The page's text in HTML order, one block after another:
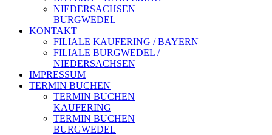
NIEDERSACHSEN –
BURGWEDEL
KONTAKT
FILIALE KAUFERING / BAYERN
FILIALE BURGWEDEL /
NIEDERSACHSEN
IMPRESSUM
TERMIN BUCHEN
TERMIN BUCHEN
KAUFERING
TERMIN BUCHEN
BURGWEDEL